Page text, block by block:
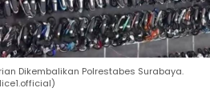
Dikembalikan Polrestabes Surabaya.